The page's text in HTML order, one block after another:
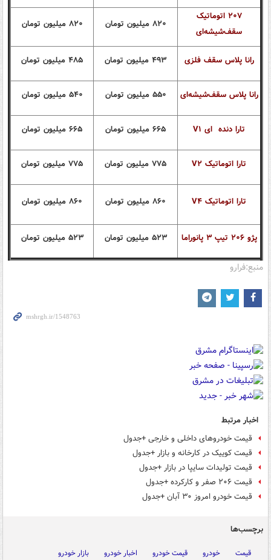
۲۰۷ اتوماتیک
سقف‌شیشه‌ای
۸۲۰ میلیون تومان ۸۲۰ میلیون تومان
رانا پلاس سقف فلزی ۴۹۳ میلیون تومان ۴۸۵ میلیون تومان
رانا پلاس سقف‌شیشه‌ای ۵۵۰ میلیون تومان ۵۴۰ میلیون تومان
تارا دنده ای V۱ ۶۶۵ میلیون تومان ۶۶۵ میلیون تومان
تارا اتوماتیک V۲ ۷۷۵ میلیون تومان ۷۷۵ میلیون تومان
تارا اتوماتیک V۴ ۸۶۰ میلیون تومان ۸۶۰ میلیون تومان
پژو ۲۰۶ تیپ ۳ پانوراما ۵۲۳ میلیون تومان ۵۲۳ میلیون تومان
منبع:فرارو
اخبار مرتبط
قیمت خودروهای داخلی و خارجی +جدول
قیمت کوییک در کارخانه و بازار +جدول
قیمت تولیدات سایپا در بازار +جدول
قیمت ۲۰۶ صفر و کارکرده +جدول
قیمت خودرو امروز ۳۰ آبان +جدول
برچسب‌ها
قیمت خودرو قیمت خودرو اخبار خودرو
بازار خودرو